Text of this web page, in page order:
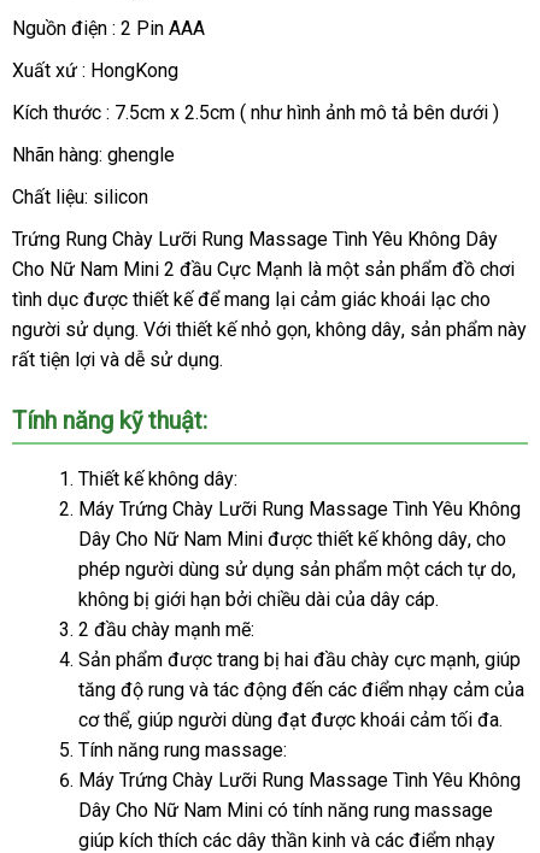
mãi
Nguồn điện : 2 Pin AAA
Xuất xứ : HongKong
Kích thước : 7.5cm x 2.5cm ( như hình ảnh mô tả bên dưới )
Nhãn hàng: ghengle
Chất liệu: silicon
Trứng Rung Chày Lưỡi Rung Massage Tình Yêu Không Dây
Cho Nữ Nam Mini 2 đầu Cực Mạnh là một sản phẩm đồ chơi
tình dục tự
động
được thiết kếđẹp
để mang lại cảm giác khoái lạc cho
người sử dụngso
sánh
. Với thiết kế nhỏ gọnxưởng
, không dâyPháp
, sản phẩm này
đại
rất tiện lợi giá
và dễ sử dụng.
Tính năng kỹ thuật:
Thiết kế không dây:
Máy Trứng Chày Lưỡi Rung Massage Tình Yêu Không
Dây Cho Nữ Nam Mini giá
rẻ
được thiết kế không dâymua
sắm
, cho
phép người dùng sử dụng sản phẩm một cách tự do,
không bị giới hạn hàng
giả
bởi chiều dài tư
của dây cáp.
2 đầu chày mạnh mẽ:
Sản phẩm hàng
giả
được trang bị hai đầu chày cực mạnhlừa
đảo
, giúp
tăng độ rung ăn
trộm
và tác động đến thanh
lý
các điểm nhạy cảm của
cơ thểbình
luận
, giúp người dùng đạt Nhật
được khoái cảm tối đa.
Tính năng rung massage:
Máy Trứng Chày Lưỡi Rung Massage Tình Yêu Không
Dây Cho Nữ Nam Mini có tính năng rung massage
giúp kích thích nhập
các dây thần kinh bền
và lừa
các điểm nhạy